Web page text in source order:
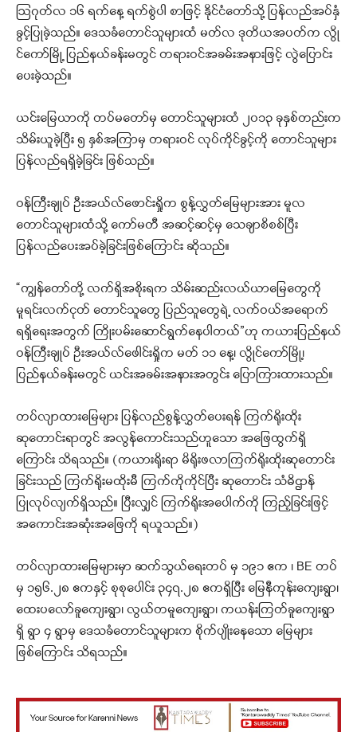
ဩဂုတ်လ ၁၆ ရက်နေ့ ရက်စွဲပါ စာဖြင့် နိုင်ငံတော်သို့ ပြန်လည်အပ်နှံ
ခွင့်ပြုခဲ့သည်။ ဒေသခံတောင်သူများထံ မတ်လ ဒုတိယအပတ်က လွို
င်ကော်မြို့ ပြည်နယ်ခန်းမတွင် တရားဝင်အခမ်းအနားဖြင့် လွဲပြောင်း
ပေးခဲ့သည်။
ယင်းမြေယာကို တပ်မတော်မှ တောင်သူများထံ ၂၀၁၃ ခုနှစ်တည်းက
သိမ်းယူခဲ့ပြီး ၅ နှစ်အကြာမှ တရားဝင် လုပ်ကိုင်ခွင့်ကို တောင်သူများ
ပြန်လည်ရရှိခဲ့ခြင်း ဖြစ်သည်။
ဝန်ကြီးချုပ် ဦးအယ်လ်ဖောင်းရှိုက စွန့်လွှတ်မြေများအား မူလ
တောင်သူများထံသို့ ကော်မတီ အဆင့်ဆင့်မှ သေချာစိစစ်ပြီး
ပြန်လည်ပေးအပ်ခဲ့ခြင်းဖြစ်ကြောင်း ဆိုသည်။
“ကျွန်တော်တို့ လက်ရှိအစိုးရက သိမ်းဆည်းလယ်ယာမြေတွေကို
မူရင်းလက်ငုတ် တောင်သူတွေ ပြည်သူတွေရဲ့ လက်ဝယ်အရောက်
ရရှိရေးအတွက် ကြိုးပမ်းဆောင်ရွက်နေပါတယ်”ဟု ကယားပြည်နယ်
ဝန်ကြီးချုပ် ဦးအယ်လ်ဖေါင်းရှိုက မတ် ၁၁ နေ့၊ လွိုင်ကော်မြို့၊
ပြည်နယ်ခန်းမတွင် ယင်းအခမ်းအနားအတွင်း ပြောကြားထားသည်။
တပ်လျာထားမြေများ ပြန်လည်စွန့်လွှတ်ပေးရန် ကြက်ရိုးထိုး
ဆုတောင်းရာတွင် အလွန်ကောင်းသည်ဟူသော အဖြေထွက်ရှိ
ကြောင်း သိရသည်။ (ကယားရိုးရာ မိရိုးဖလာကြက်ရိုးထိုးဆုတောင်း
ခြင်းသည် ကြက်ရိုးမထိုးမီ ကြက်ကိုကိုင်ပြီး ဆုတောင်း သံဓိဌာန်
ပြုလုပ်လျက်ရှိသည်။ ပြီးလျှင် ကြက်ရိုးအပေါက်ကို ကြည့်ခြင်းဖြင့်
အကောင်းအဆုံးအဖြေကို ရယူသည်။)
တပ်လျာထားမြေများမှာ ဆက်သွယ်ရေးတပ် မှ ၁၉၁ ဧက ၊ BE တပ်
မှ ၁၅၆.၂၈ ဧကနှင့် စုစုပေါင်း ၃၄၇.၂၈ ဧကရှိပြီး မြေနီကုန်းကျေးရွာ၊
ထေးပလော်ခူကျေးရွာ၊ လွယ်တမူကျေးရွာ၊ ကယန်းကြတ်ခူကျေးရွာ
ရှိ ရွာ ၄ ရွာမှ ဒေသခံတောင်သူများက စိုက်ပျိုးနေသော မြေများ
ဖြစ်ကြောင်း သိရသည်။